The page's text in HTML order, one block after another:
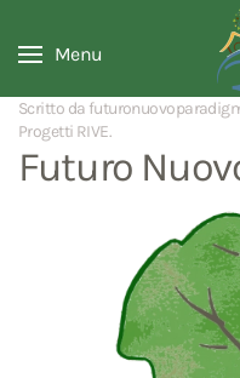
Menu
Scritto da
Progetti RIVE.
Futuro